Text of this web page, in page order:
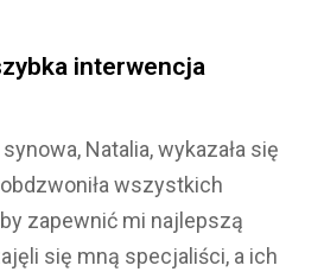
interwencja
Natalia, wykazała się
wszystkich
zapewnić mi najlepszą
się mną specjaliści, a ich